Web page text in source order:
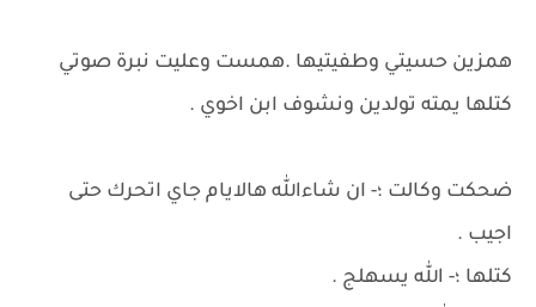
همزين حسيتي وطفيتيها .همست وعليت نبرة صوتي
كتلها يمته تولدين ونشوف ابن اخوي .
ضحكت وكالت ؛- ان شاءالله هالايام جاي اتحرك حتى
اجيب .
كتلها ؛- الله يسهلج .